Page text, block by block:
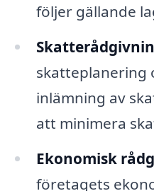
följer gällande
skatteplanering
inlämning av
att minimera
Ekonomisk
företagets